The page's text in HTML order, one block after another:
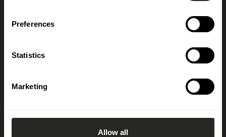
Preferences
Statistics
Marketing
Allow all
Prenumerera på vårt nyhetsbrev
OK